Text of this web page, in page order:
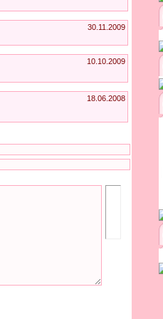
30.11.2009
10.10.2009
18.06.2008